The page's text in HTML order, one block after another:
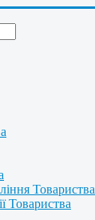
Товариства
Товариства